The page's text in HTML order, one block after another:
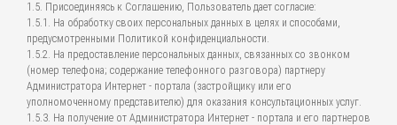
1.5. Присоединяясь к Соглашению, Пользователь дает согласие:
1.5.1. На обработку своих персональных данных в целях и способами,
предусмотренными Политикой конфиденциальности.
1.5.2. На предоставление персональных данных, связанных со звонком
(номер телефона; содержание телефонного разговора) партнеру
Администратора Интернет - портала (застройщику или его
уполномоченному представителю) для оказания консультационных услуг.
1.5.3. На получение от Администратора Интернет - портала и его партнеров